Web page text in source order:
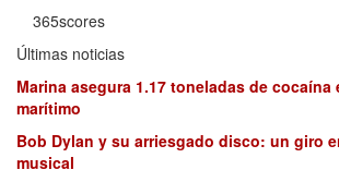
365scores
Últimas noticias
Marina asegura 1.17 toneladas de cocaína
marítimo
Bob Dylan y su arriesgado disco: un giro
musical